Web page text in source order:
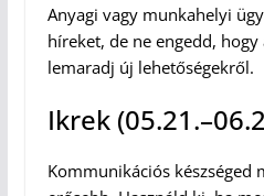
Anyagi vagy munkahelyi
híreket, de ne engedd,
lemaradj új lehetőségekről.
Ikrek
Kommunikációs készséged